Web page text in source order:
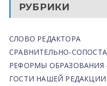
РУБРИКИ
СЛОВО РЕДАКТОРА
СРАВНИТЕЛЬНО-
РЕФОРМЫ
ГОСТИ НАШЕЙ РЕДАКЦИИ